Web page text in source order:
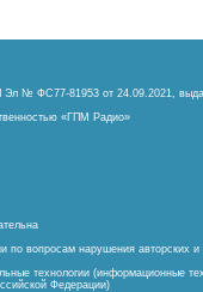
№ ФС77-81953 от 24.09.2021,
«ГПМ Радио»
по вопросам нарушения авторских
технологии (информационные
Федерации)